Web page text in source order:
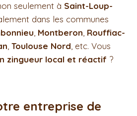
seulement à Saint-Loup-
dans les communes
, Montberon, Rouffiac-
, Toulouse Nord, etc. Vous
zingueur local et réactif ?
entreprise de